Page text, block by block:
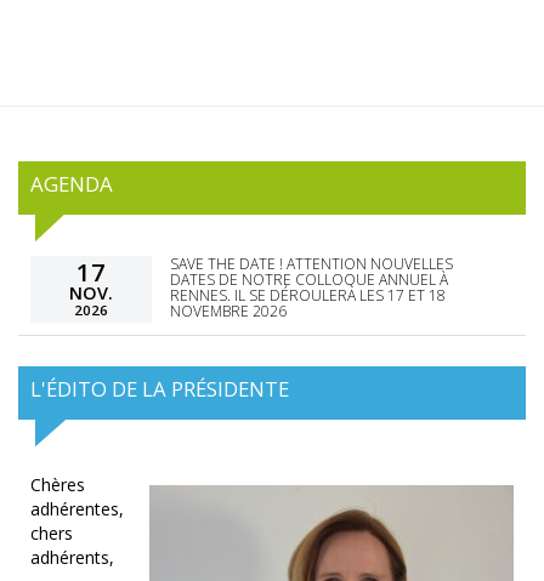
AGENDA
17
NOV.
2026
SAVE THE DATE ! ATTENTION NOUVELLES
DATES DE NOTRE COLLOQUE ANNUEL À
RENNES. IL SE DÉROULERA LES 17 ET 18
NOVEMBRE 2026
L'ÉDITO DE LA PRÉSIDENTE
Chères
adhérentes,
chers
adhérents,